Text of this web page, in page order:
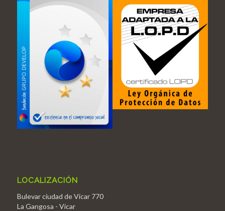
LOCALIZACIÓN
Bulevar ciudad de Vícar 770
La Gangosa - Vícar